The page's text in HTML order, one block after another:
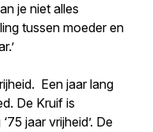
je niet alles
tussen moeder en
Een jaar lang
De Kruif is
jaar vrijheid’. De